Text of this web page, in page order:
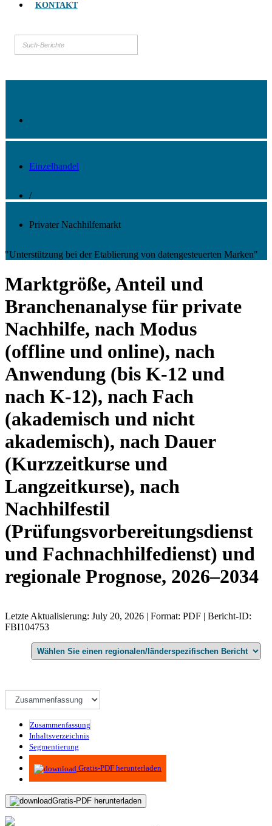
KONTAKT
Einzelhandel
/
Privater Nachhilfemarkt
"Unterstützung bei der Etablierung von datengesteuerten Marken"
Marktgröße, Anteil und
Branchenanalyse für private
Nachhilfe, nach Modus
(offline und online), nach
Anwendung (bis K-12 und
nach K-12), nach Fach
(akademisch und nicht
akademisch), nach Dauer
(Kurzzeitkurse und
Langzeitkurse), nach
Nachhilfestil
(Prüfungsvorbereitungsdienst
und Fachnachhilfedienst) und
regionale Prognose, 2026–2034
Letzte Aktualisierung: July 20, 2026 | Format: PDF | Bericht-ID:
FBI104753
Zusammenfassung
Inhaltsverzeichnis
Segmentierung
Methodik
Gratis-PDF herunterladen
Gratis-PDF herunterladen